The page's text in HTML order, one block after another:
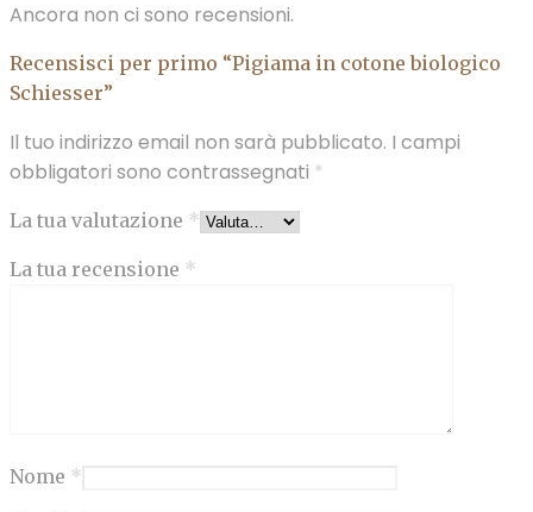
Ancora non ci sono recensioni.
Recensisci per primo “Pigiama in cotone biologico
Schiesser”
Il tuo indirizzo email non sarà pubblicato. I campi
obbligatori sono contrassegnati *
La tua valutazione *
La tua recensione *
Nome *